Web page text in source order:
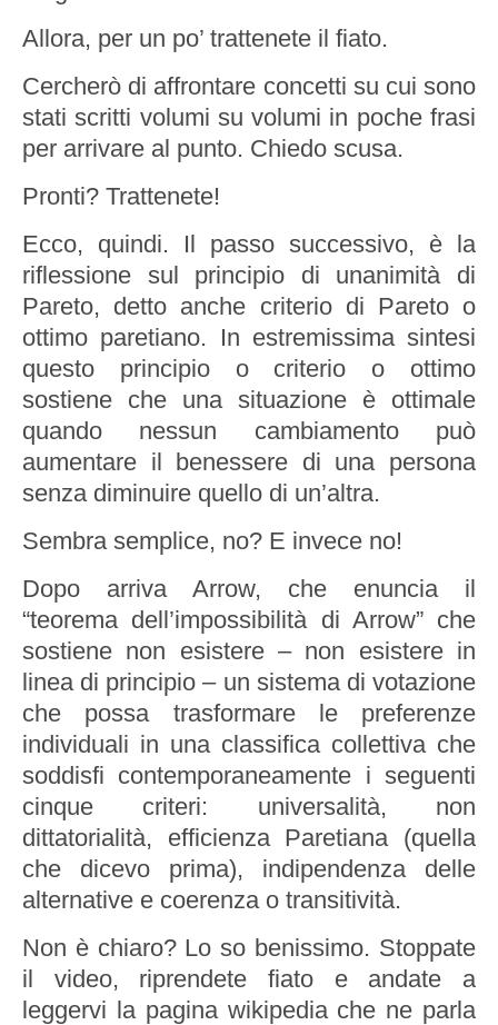
Allora, per un po’ trattenete il fiato.
Cercherò di affrontare concetti su cui sono
stati scritti volumi su volumi in poche frasi
per arrivare al punto. Chiedo scusa.
Pronti? Trattenete!
Ecco, quindi. Il passo successivo, è la
riflessione sul principio di unanimità di
Pareto, detto anche criterio di Pareto o
ottimo paretiano. In estremissima sintesi
questo principio o criterio o ottimo
sostiene che una situazione è ottimale
quando nessun cambiamento può
aumentare il benessere di una persona
senza diminuire quello di un’altra.
Sembra semplice, no? E invece no!
Dopo arriva Arrow, che enuncia il
“teorema dell’impossibilità di Arrow” che
sostiene non esistere – non esistere in
linea di principio – un sistema di votazione
che possa trasformare le preferenze
individuali in una classifica collettiva che
soddisfi contemporaneamente i seguenti
cinque criteri: universalità, non
dittatorialità, efficienza Paretiana (quella
che dicevo prima), indipendenza delle
alternative e coerenza o transitività.
Non è chiaro? Lo so benissimo. Stoppate
il video, riprendete fiato e andate a
leggervi la pagina wikipedia che ne parla